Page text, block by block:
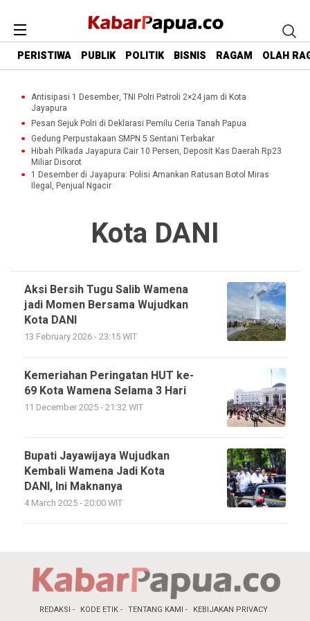
PERISTIWA PUBLIK POLITIK BISNIS RAGAM OLAH
Antisipasi 1 Desember, TNI Polri Patroli 2×24 jam di Kota
Jayapura
Pesan Sejuk Polri di Deklarasi Pemilu Ceria Tanah Papua
Gedung Perpustakaan SMPN 5 Sentani Terbakar
Hibah Pilkada Jayapura Cair 10 Persen, Deposit Kas Daerah Rp23
Miliar Disorot
1 Desember di Jayapura: Polisi Amankan Ratusan Botol Miras
Ilegal, Penjual Ngacir
Kota DANI
Aksi Bersih Tugu Salib Wamena
jadi Momen Bersama Wujudkan
Kota DANI
13 February 2026 - 23:15 WIT
Kemeriahan Peringatan HUT ke-
69 Kota Wamena Selama 3 Hari
11 December 2025 - 21:32 WIT
Bupati Jayawijaya Wujudkan
Kembali Wamena Jadi Kota
DANI, Ini Maknanya
4 March 2025 - 20:00 WIT
REDAKSI KODE ETIK TENTANG KAMI KEBIJAKAN PRIVACY